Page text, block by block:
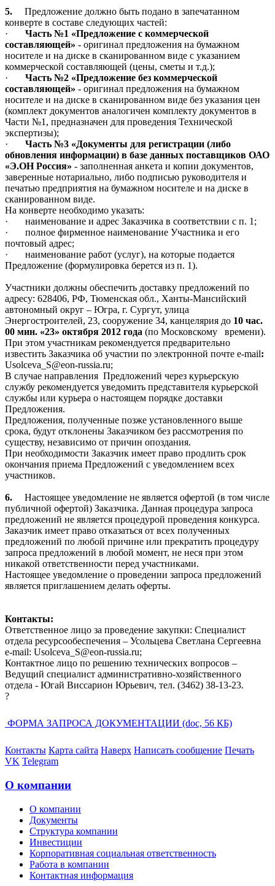
5.
Предложение должно быть подано в запечатанном
конверте в составе следующих частей:
·
Часть №1 «Предложение с коммерческой
составляющей» - оригинал предложения на бумажном
носителе и на диске в сканированном виде с указанием
коммерческой составляющей (цены, сметы и т.д.);
·
Часть №2 «Предложение без коммерческой
составляющей» - оригинал предложения на бумажном
носителе и на диске в сканированном виде без указания цен
(комплект документов аналогичен комплекту документов в
Части №1, предназначен для проведения Технической
экспертизы);
·
Часть №3 «Документы для регистрации (либо
обновления информации) в базе данных поставщиков ОАО
«Э.ОН Россия» - заполненная анкета и копии документов,
заверенные нотариально, либо подписью руководителя и
печатью предприятия на бумажном носителе и на диске в
сканированном виде.
На конверте необходимо указать:
·
наименование и адрес Заказчика в соответствии с п. 1;
·
полное фирменное наименование Участника и его
почтовый адрес;
·
наименование работ (услуг), на которые подается
Предложение (формулировка берется из п. 1).
Участники должны обеспечить доставку предложений по
адресу: 628406, РФ, Тюменская обл., Ханты-Мансийский
автономный округ – Югра, г. Сургут, улица
Энергостроителей, 23, сооружение 34, канцелярия до 10 час.
00 мин. «23» октября 2012 года (по Московскому
времени).
При этом участникам рекомендуется предварительно
известить Заказчика об участии по электронной почте e-mail:
Usolceva S@eon-russia.ru;
В случае направления Предложений через курьерскую
службу рекомендуется уведомить представителя курьерской
службы или курьера о настоящем порядке доставки
Предложения.
Предложения, полученные позже установленного выше
срока, будут отклонены Заказчиком без рассмотрения по
существу, независимо от причин опоздания.
При необходимости Заказчик имеет право продлить срок
окончания приема Предложений с уведомлением всех
участников.
6.
Настоящее уведомление не является офертой (в том числе
публичной офертой) Заказчика. Данная процедура запроса
предложений не является процедурой проведения конкурса.
Заказчик имеет право отказаться от всех полученных
предложений по любой причине или прекратить процедуру
запроса предложений в любой момент, не неся при этом
никакой ответственности перед участниками.
Настоящее уведомление о проведении запроса предложений
является приглашением делать оферты.
Контакты:
Ответственное лицо за проведение закупки: Специалист
отдела ресурсообеспечения – Усольцева Светлана Сергеевна
e-mail: Usolceva S@eon-russia.ru;
Контактное лицо по решению технических вопросов –
Ведущий специалист административно-хозяйственного
отдела - Югай Виссарион Юрьевич, тел. (3462) 38-13-23.
?
ФОРМА ЗАПРОСА ДОКУМЕНТАЦИИ (doc, 56 КБ)
Контакты Карта сайта Наверх Написать сообщение Печать
VK Telegram
О компании
О компании
Документы
Структура компании
Инвестиции
Корпоративная социальная ответственность
Работа в компании
Контактная информация